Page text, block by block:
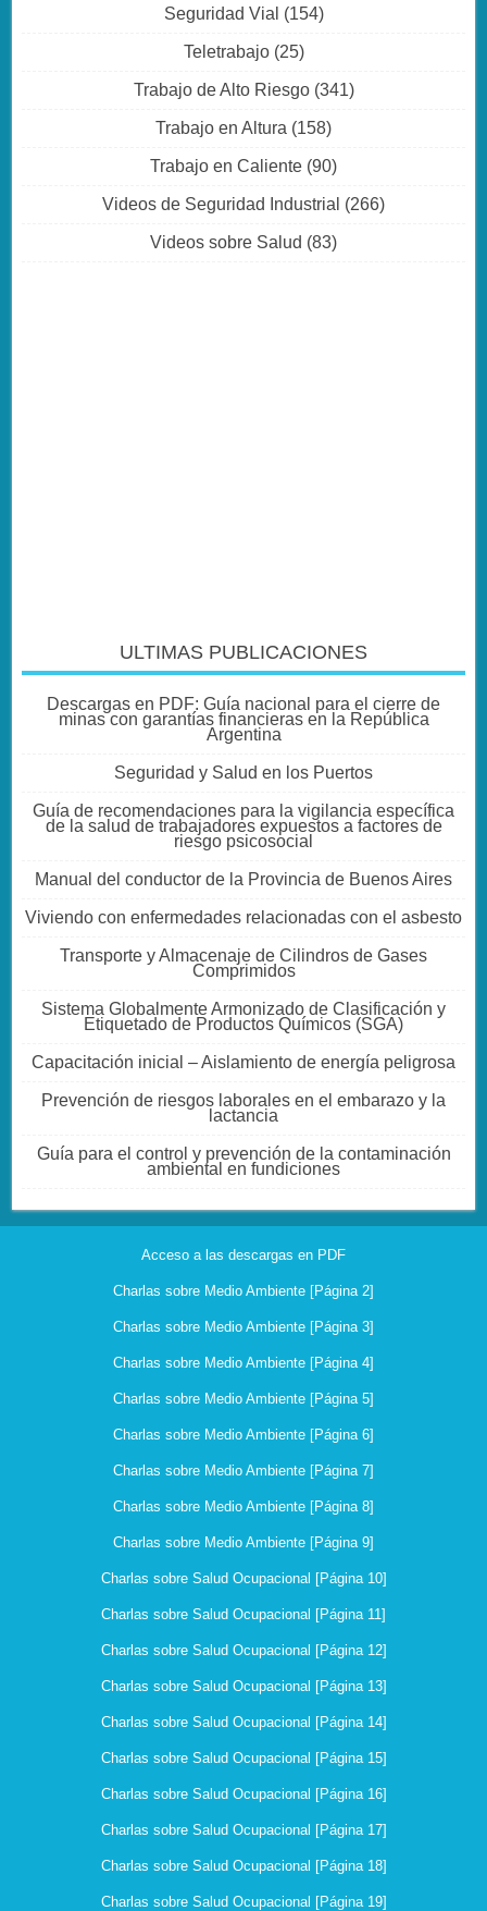
Seguridad Vial (154)
Teletrabajo(25)
Trabajo de Alto Riesgo(341)
Trabajo en Altura (158)
Trabajo en Caliente (90)
Videos de Seguridad Industrial (266)
Videos sobre Salud (83)
ULTIMAS PUBLICACIONES
Descargas en PDF: Guía nacional para el cierre de
minas con garantías financieras en la República
Argentina
Seguridad y Salud en los Puertos
Guía de recomendaciones para la vigilancia específica
de la salud de trabajadores expuestos a factores de
riesgo psicosocial
Manual del conductor de la Provincia de Buenos Aires
Viviendo con enfermedades relacionadas con el asbesto
Transporte y Almacenaje de Cilindros de Gases
Comprimidos
Sistema Globalmente Armonizado de Clasificación y
Etiquetado de Productos Químicos (SGA)
Capacitación inicial – Aislamiento de energía peligrosa
Prevención de riesgos laborales en el embarazo y la
lactancia
Guía para el control y prevención de la contaminación
ambiental en fundiciones
Acceso a las descargas en PDF
Charlas sobre Medio Ambiente [Página 2]
Charlas sobre Medio Ambiente [Página 3]
Charlas sobre Medio Ambiente [Página 4]
Charlas sobre Medio Ambiente [Página 5]
Charlas sobre Medio Ambiente [Página 6]
Charlas sobre Medio Ambiente [Página 7]
Charlas sobre Medio Ambiente [Página 8]
Charlas sobre Medio Ambiente [Página 9]
Charlas sobre Salud Ocupacional [Página 10]
Charlas sobre Salud Ocupacional [Página 11]
Charlas sobre Salud Ocupacional [Página 12]
Charlas sobre Salud Ocupacional [Página 13]
Charlas sobre Salud Ocupacional [Página 14]
Charlas sobre Salud Ocupacional [Página 15]
Charlas sobre Salud Ocupacional [Página 16]
Charlas sobre Salud Ocupacional [Página 17]
Charlas sobre Salud Ocupacional [Página 18]
Charlas sobre Salud Ocupacional [Página 19]